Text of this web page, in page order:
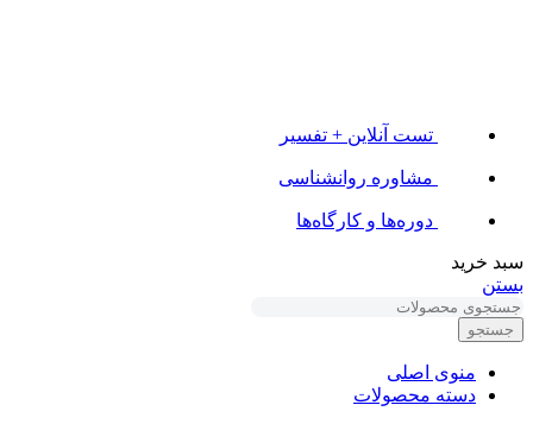
تست آنلاین + تفسیر
مشاوره روانشناسی
دوره‌ها و کارگاه‌ها
سبد خرید
بستن
جستجو
منوی اصلی
دسته محصولات